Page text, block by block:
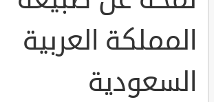
المملكة العربية
السعودية